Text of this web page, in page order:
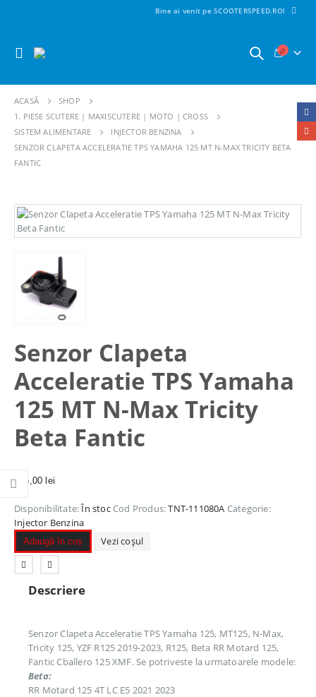
Bine ai venit pe SCOOTERSPEED.RO!
ACASĂ
SHOP
1. PIESE SCUTERE | MAXISCUTERE | MOTO | CROSS
SISTEM ALIMENTARE
INJECTOR BENZINA
SENZOR CLAPETA ACCELERATIE TPS YAMAHA 125 MT N-MAX TRICITY BETA
FANTIC
Senzor Clapeta
Acceleratie TPS Yamaha
125 MT N-Max Tricity
Beta Fantic
195,00 lei
Disponibilitate:În stocCod Produs:TNT-111080A Categorie:
Injector Benzina
Adaugă în coș Vezi coșul
Descriere
Senzor Clapeta Acceleratie TPS Yamaha 125, MT125, N-Max,
Tricity 125, YZF R125 2019-2023, R125, Beta RR Motard 125,
Fantic Cballero 125 XMF. Se potriveste la urmatoarele modele:
Beta:
RR Motard 125 4T LC E5 2021 2023